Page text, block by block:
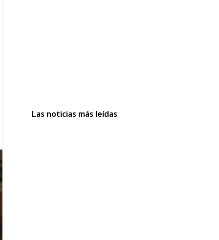
Las noticias más leídas